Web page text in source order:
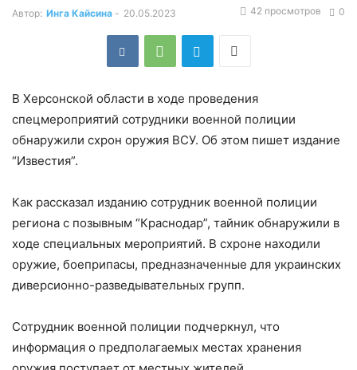
Автор: Инга Кайсина - 20.05.2023 0
42 просмотров
В Херсонской области в ходе проведения
спецмероприятий сотрудники военной полиции
обнаружили схрон оружия ВСУ. Об этом пишет издание
“Известия”.
Как рассказал изданию сотрудник военной полиции
региона с позывным “Краснодар”, тайник обнаружили в
ходе специальных мероприятий. В схроне находили
оружие, боеприпасы, предназначенные для украинских
диверсионно-разведывательных групп.
Сотрудник военной полиции подчеркнул, что
информация о предполагаемых местах хранения